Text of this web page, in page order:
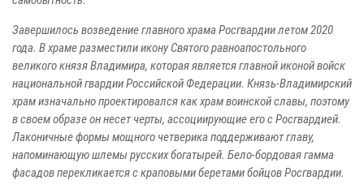
Завершилось возведение главного храма Росгвардии летом 2020
года. В храме разместили икону Святого равноапостольного
великого князя Владимира, которая является главной иконой войск
национальной гвардии Российской Федерации. Князь-Владимирский
храм изначально проектировался как храм воинской славы, поэтому
в своем образе он несет черты, ассоциирующие его с Росгвардией.
Лаконичные формы мощного четверика поддерживают главу,
напоминающую шлемы русских богатырей. Бело-бордовая гамма
фасадов перекликается с краповыми беретами бойцов Росгвардии.